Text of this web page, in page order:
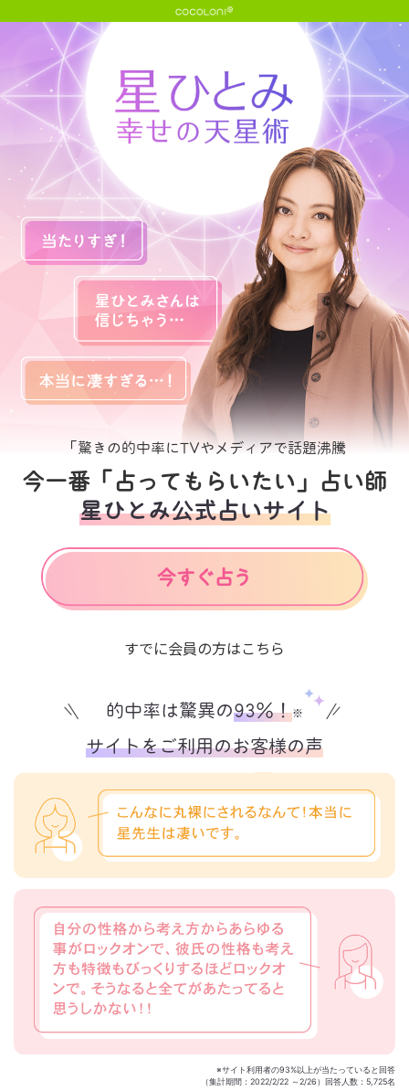
「驚きの的中率にTVやメディアで話題沸騰
今一番「占ってもらいたい」占い師
星ひとみ公式占いサイト
すでに会員の方はこちら
的中率は驚異の93%！※
サイトをご利用のお客様の声
※サイト利用者の93%以上が当たっていると回答
（集計期間：2022/2/22 ～2/26）回答人数：5,725名